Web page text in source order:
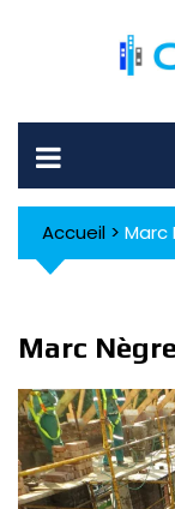
Accueil > Marc
Marc Nègre